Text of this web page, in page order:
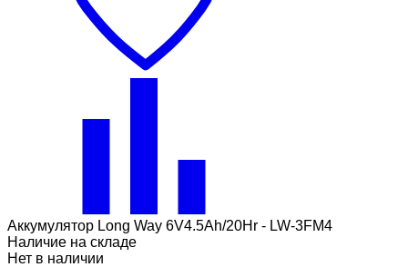
Аккумулятор Long Way 6V4.5Ah/20Hr - LW-3FM4
Наличие на складе
Нет в наличии